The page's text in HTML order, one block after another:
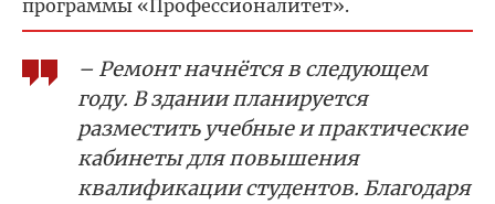
программы «Профессионалитет».
– Ремонт начнётся в следующем
году. В здании планируется
разместить учебные и практические
кабинеты для повышения
квалификации студентов. Благодаря